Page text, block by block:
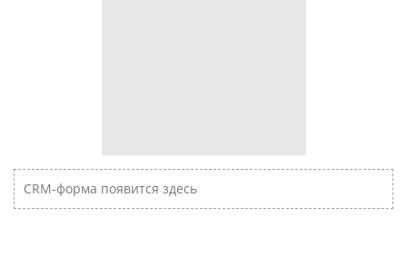
CRM-форма появится здесь